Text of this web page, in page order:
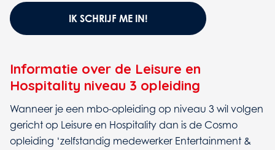
IK SCHRIJF ME IN!
Informatie over de Leisure en
Hospitality niveau 3 opleiding
Wanneer je een mbo-opleiding op niveau 3 wil volgen
gericht op Leisure en Hospitality dan is de Cosmo
opleiding ‘zelfstandig medewerker Entertainment &